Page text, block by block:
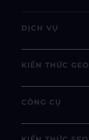
DỊCH VỤ
KIẾN THỨC
CÔNG CỤ